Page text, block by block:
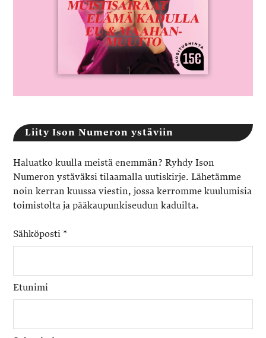
Liity Ison Numeron ystäviin
Haluatko kuulla meistä enemmän? Ryhdy Ison
Numeron ystäväksi tilaamalla uutiskirje. Lähetämme
noin kerran kuussa viestin, jossa kerromme kuulumisia
toimistolta ja pääkaupunkiseudun kaduilta.
Sähköposti *
Etunimi